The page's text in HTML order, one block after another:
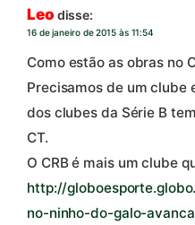
Leo disse:
16 de janeiro de 2015 às 11:54
Como estão as obras no
Precisamos de um clube
dos clubes da Série B
CT.
O CRB é mais um clube
http://
no-ninho-do-galo-